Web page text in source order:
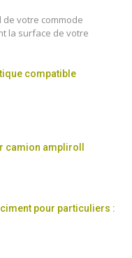
votre commode
la surface de votre
compatible
camion ampliroll
pour particuliers :